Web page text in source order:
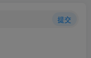
提交